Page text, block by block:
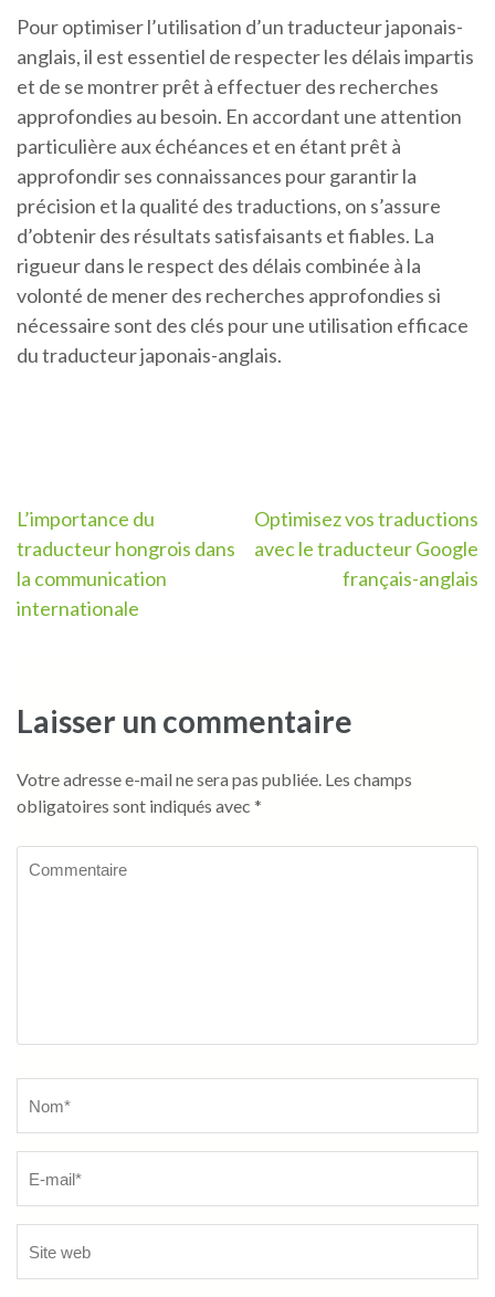
Pour optimiser l’utilisation d’un traducteur japonais-
anglais, il est essentiel de respecter les délais impartis
et de se montrer prêt à effectuer des recherches
approfondies au besoin. En accordant une attention
particulière aux échéances et en étant prêt à
approfondir ses connaissances pour garantir la
précision et la qualité des traductions, on s’assure
d’obtenir des résultats satisfaisants et fiables. La
rigueur dans le respect des délais combinée à la
volonté de mener des recherches approfondies si
nécessaire sont des clés pour une utilisation efficace
du traducteur japonais-anglais.
Navigation
de
l’article
L’importance du
traducteur hongrois dans
la communication
internationale
Optimisez vos traductions
avec le traducteur Google
français-anglais
Laisser un commentaire
Votre adresse e-mail ne sera pas publiée. Les champs
obligatoires sont indiqués avec *